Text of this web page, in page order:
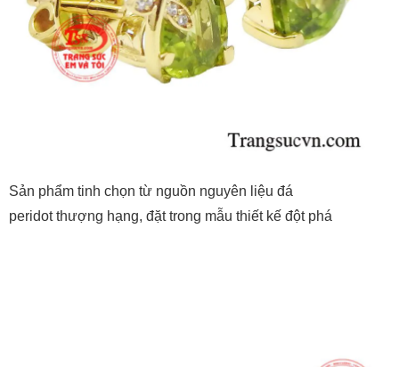
Sản phẩm tinh chọn từ nguồn nguyên liệu đá
peridot thượng hạng, đặt trong mẫu thiết kế đột phá